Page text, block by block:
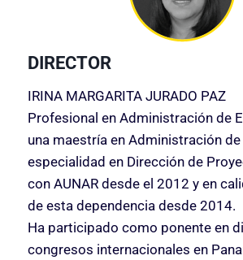
DIRECTOR
IRINA MARGARITA JURADO PAZ
Profesional en Administración de
una maestría en Administración
especialidad en Dirección de
con AUNAR desde el 2012 y en
de esta dependencia desde 2014.
Ha participado como ponente en
congresos internacionales en